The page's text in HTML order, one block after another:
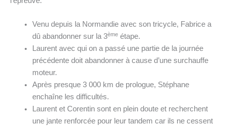
Venu depuis la Normandie avec son tricycle, Fabrice a
dû abandonner sur la 3èmeétape.
Laurent avec qui on a passé une partie de la journée
précédente doit abandonner à cause d’une surchauffe
moteur.
Après presque 3 000 km de prologue, Stéphane
enchaîne les difficultés.
Laurent et Corentin sont en plein doute et recherchent
une jante renforcée pour leur tandem car ils ne cessent